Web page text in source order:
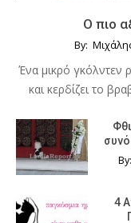
Ο πιο
By:
Ένα μικρό γκόλντεν
και κερδίζει το
By:
4